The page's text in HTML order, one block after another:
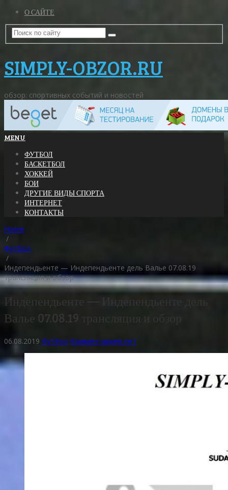
О САЙТЕ
SIMPLY-OBZOR.RU
обзор: спортивных событий и новостей
MENU
ФУТБОЛ
БАСКЕТБОЛ
ХОККЕЙ
БОИ
ДРУГИЕ ВИДЫ СПОРТА
ИНТЕРНЕТ
КОНТАКТЫ
Home
/
Футбол
/
Индепендьенте — Индепендьенте дель Валье 07.08.19
трансляция и обзор
Индепендьенте — Индепендьенте дель
Валье 07.08.19 трансляция и обзор
06.08.2019 Футбол Комментариев нет